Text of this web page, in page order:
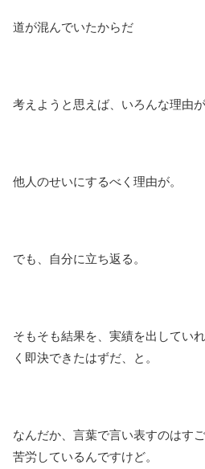
道が混んでいたからだ
考えようと思えば、いろんな理由
他人のせいにするべく理由が。
でも、自分に立ち返る。
そもそも結果を、実績を出してい
く即決できたはずだ、と。
なんだか、言葉で言い表すのはす
苦労しているんですけど。